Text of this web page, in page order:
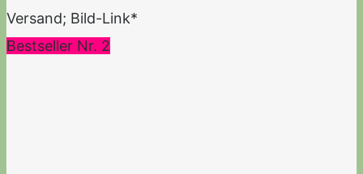
Versand; Bild-Link*
Bestseller Nr. 2